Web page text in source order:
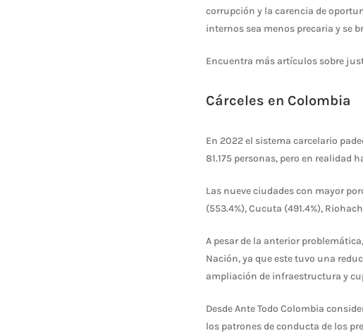
corrupción y la carencia de
internos sea menos precaria y se
Encuentra más artículos sobre
Cárceles en Colombia
En 2022 el sistema carcelario
81.175 personas, pero en realidad
Las nueve ciudades con mayor
(553.4%), Cucuta (491.4%),
A pesar de la anterior
Nación, ya que este tuvo una
ampliación de infraestructura y
Desde Ante Todo Colombia
los patrones de conducta de los